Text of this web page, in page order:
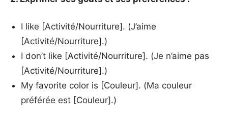
I like [Activité/Nourriture]. (J’aime
[Activité/Nourriture].)
I don’t like [Activité/Nourriture]. (Je n’aime pas
[Activité/Nourriture].)
My favorite color is [Couleur]. (Ma couleur
préférée est [Couleur].)